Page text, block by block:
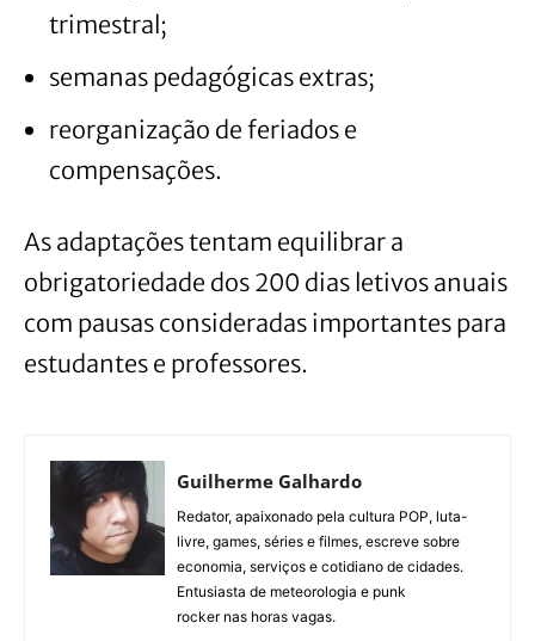
trimestral;
semanas pedagógicas extras;
reorganização de feriados e
compensações.
As adaptações tentam equilibrar a
obrigatoriedade dos 200 dias letivos anuais
com pausas consideradas importantes para
estudantes e professores.
Guilherme Galhardo
Redator, apaixonado pela cultura POP, luta-
livre, games, séries e filmes, escreve sobre
economia, serviços e cotidiano de cidades.
Entusiasta de meteorologia e punk
rocker nas horas vagas.